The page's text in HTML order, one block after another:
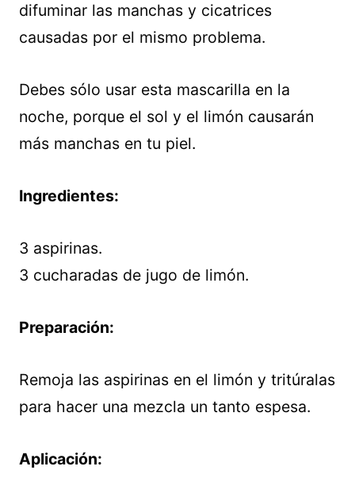
difuminar las manchas y cicatrices
causadas por el mismo problema.
Debes sólo usar esta mascarilla en la
noche, porque el sol y el limón causarán
más manchas en tu piel.
Ingredientes:
3 aspirinas.
3 cucharadas de jugo de limón.
Preparación:
Remoja las aspirinas en el limón y tritúralas
para hacer una mezcla un tanto espesa.
Aplicación: